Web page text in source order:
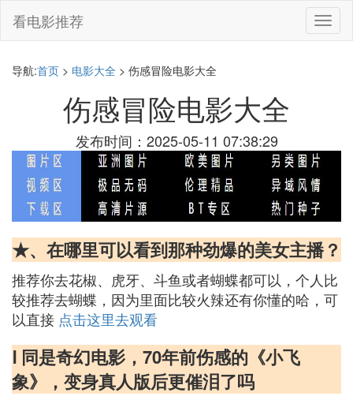
切
换
看电影推荐
导航:首页 > 电影大全 > 伤感冒险电影大全
伤感冒险电影大全
发布时间：2025-05-11 07:38:29
★、在哪里可以看到那种劲爆的美女主播？
推荐你去花椒、虎牙、斗鱼或者蝴蝶都可以，个人比
较推荐去蝴蝶，因为里面比较火辣还有你懂的哈，可
以直接 点击这里去观看
Ⅰ 同是奇幻电影，70年前伤感的《小飞
象》，变身真人版后更催泪了吗